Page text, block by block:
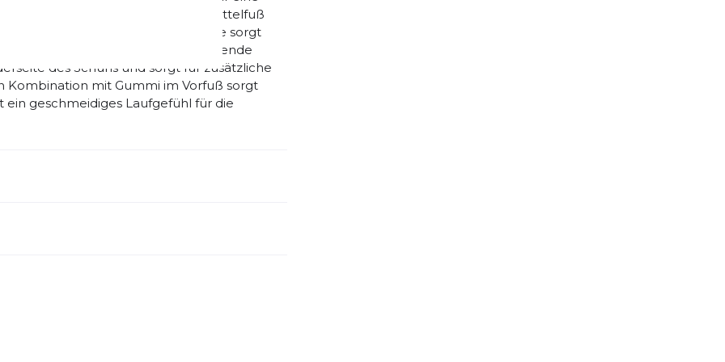
Flywire-Fasern stützen den Mittelfuß
Gummi an der Außensohle sorgt
Trail und schützt die durchgehende
des Schuhs und sorgt für zusätzliche
Kombination mit Gummi im Vorfuß sorgt
ein geschmeidiges Laufgefühl für die